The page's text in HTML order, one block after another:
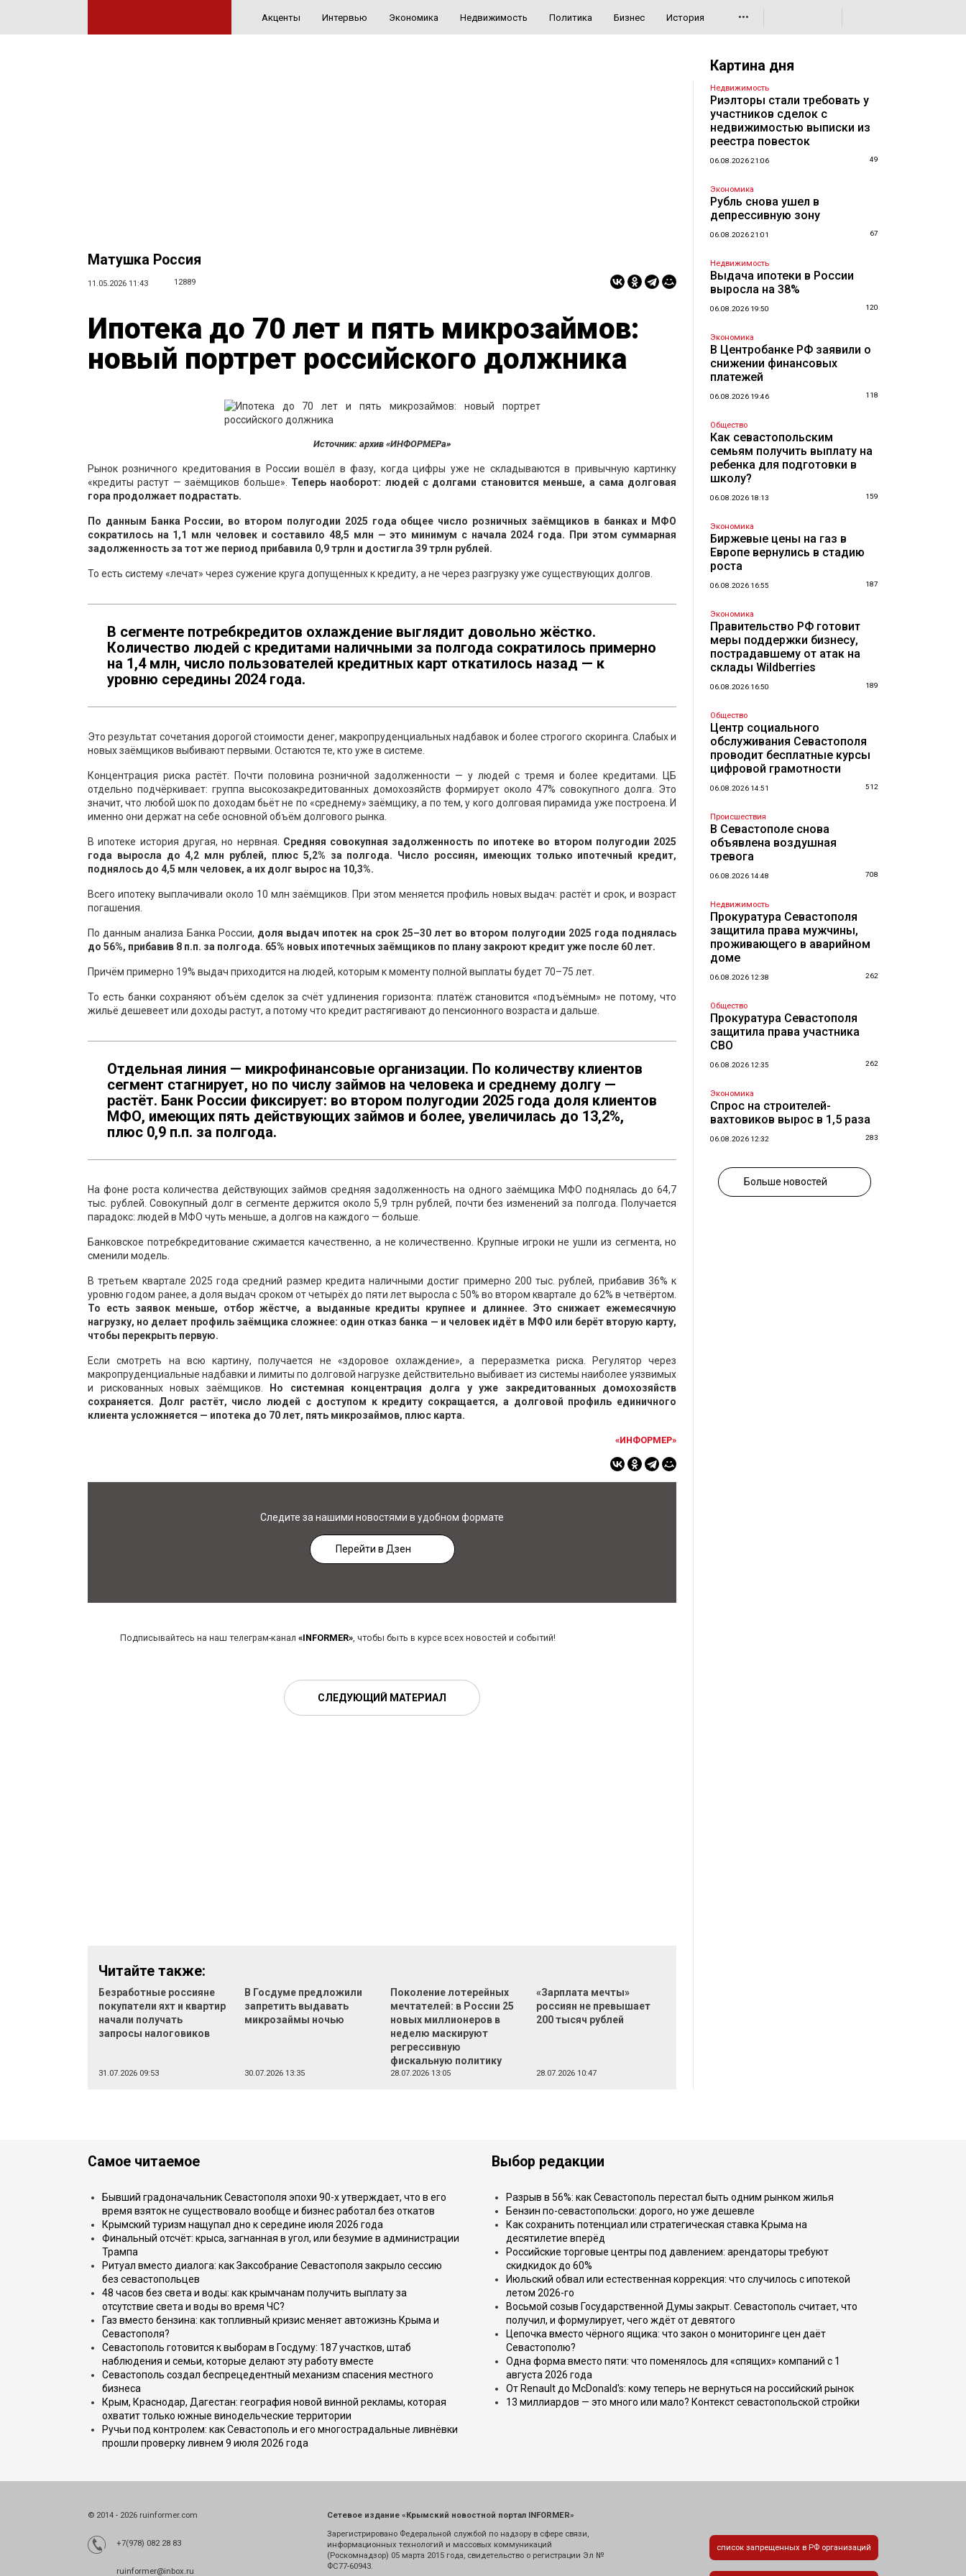
Акценты Интервью Экономика Недвижимость Политика Бизнес История •••
Матушка Россия
11.05.2026 11:43 12889
Ипотека до 70 лет и пять микрозаймов:
новый портрет российского должника
Источник: архив «ИНФОРМЕРа»
Рынок розничного кредитования в России вошёл в фазу, когда цифры уже не складываются в привычную картинку
«кредиты растут — заёмщиков больше». Теперь наоборот: людей с долгами становится меньше, а сама долговая
гора продолжает подрастать.
По данным Банка России, во втором полугодии 2025 года общее число розничных заёмщиков в банках и МФО
сократилось на 1,1 млн человек и составило 48,5 млн — это минимум с начала 2024 года. При этом суммарная
задолженность за тот же период прибавила 0,9 трлн и достигла 39 трлн рублей.
То есть систему «лечат» через сужение круга допущенных к кредиту, а не через разгрузку уже существующих долгов.
В сегменте потребкредитов охлаждение выглядит довольно жёстко.
Количество людей с кредитами наличными за полгода сократилось примерно
на 1,4 млн, число пользователей кредитных карт откатилось назад — к
уровню середины 2024 года.
Это результат сочетания дорогой стоимости денег, макропруденциальных надбавок и более строгого скоринга. Слабых и
новых заёмщиков выбивают первыми. Остаются те, кто уже в системе.
Концентрация риска растёт. Почти половина розничной задолженности — у людей с тремя и более кредитами. ЦБ
отдельно подчёркивает: группа высокозакредитованных домохозяйств формирует около 47% совокупного долга. Это
значит, что любой шок по доходам бьёт не по «среднему» заёмщику, а по тем, у кого долговая пирамида уже построена. И
именно они держат на себе основной объём долгового рынка.
В ипотеке история другая, но нервная. Средняя совокупная задолженность по ипотеке во втором полугодии 2025
года выросла до 4,2 млн рублей, плюс 5,2% за полгода. Число россиян, имеющих только ипотечный кредит,
поднялось до 4,5 млн человек, а их долг вырос на 10,3%.
Всего ипотеку выплачивали около 10 млн заёмщиков. При этом меняется профиль новых выдач: растёт и срок, и возраст
погашения.
По данным анализа Банка России, доля выдач ипотек на срок 25–30 лет во втором полугодии 2025 года поднялась
до 56%, прибавив 8 п.п. за полгода. 65% новых ипотечных заёмщиков по плану закроют кредит уже после 60 лет.
Причём примерно 19% выдач приходится на людей, которым к моменту полной выплаты будет 70–75 лет.
То есть банки сохраняют объём сделок за счёт удлинения горизонта: платёж становится «подъёмным» не потому, что
жильё дешевеет или доходы растут, а потому что кредит растягивают до пенсионного возраста и дальше.
Отдельная линия — микрофинансовые организации. По количеству клиентов
сегмент стагнирует, но по числу займов на человека и среднему долгу —
растёт. Банк России фиксирует: во втором полугодии 2025 года доля клиентов
МФО, имеющих пять действующих займов и более, увеличилась до 13,2%,
плюс 0,9 п.п. за полгода.
На фоне роста количества действующих займов средняя задолженность на одного заёмщика МФО поднялась до 64,7
тыс. рублей. Совокупный долг в сегменте держится около 5,9 трлн рублей, почти без изменений за полгода. Получается
парадокс: людей в МФО чуть меньше, а долгов на каждого — больше.
Банковское потребкредитование сжимается качественно, а не количественно. Крупные игроки не ушли из сегмента, но
сменили модель.
В третьем квартале 2025 года средний размер кредита наличными достиг примерно 200 тыс. рублей, прибавив 36% к
уровню годом ранее, а доля выдач сроком от четырёх до пяти лет выросла с 50% во втором квартале до 62% в четвёртом.
То есть заявок меньше, отбор жёстче, а выданные кредиты крупнее и длиннее. Это снижает ежемесячную
нагрузку, но делает профиль заёмщика сложнее: один отказ банка — и человек идёт в МФО или берёт вторую карту,
чтобы перекрыть первую.
Если смотреть на всю картину, получается не «здоровое охлаждение», а переразметка риска. Регулятор через
макропруденциальные надбавки и лимиты по долговой нагрузке действительно выбивает из системы наиболее уязвимых
и рискованных новых заёмщиков.
Но системная концентрация долга у уже закредитованных домохозяйств
сохраняется. Долг растёт, число людей с доступом к кредиту сокращается, а долговой профиль единичного
клиента усложняется — ипотека до 70 лет, пять микрозаймов, плюс карта.
«ИНФОРМЕР»
Следите за нашими новостями в удобном формате
Перейти в Дзен
Подписывайтесь на наш телеграм-канал «INFORMER», чтобы быть в курсе всех новостей и событий!
СЛЕДУЮЩИЙ МАТЕРИАЛ
Читайте также:
Безработные россияне
покупатели яхт и квартир
начали получать
запросы налоговиков
31.07.2026 09:53
В Госдуме предложили
запретить выдавать
микрозаймы ночью
30.07.2026 13:35
Поколение лотерейных
мечтателей: в России 25
новых миллионеров в
неделю маскируют
регрессивную
фискальную политику
28.07.2026 13:05
«Зарплата мечты»
россиян не превышает
200 тысяч рублей
28.07.2026 10:47
Картина дня
Недвижимость
Риэлторы стали требовать у
участников сделок с
недвижимостью выписки из
реестра повесток
06.08.2026 21:06 49
Экономика
Рубль снова ушел в
депрессивную зону
06.08.2026 21:01 67
Недвижимость
Выдача ипотеки в России
выросла на 38%
06.08.2026 19:50 120
Экономика
В Центробанке РФ заявили о
снижении финансовых
платежей
06.08.2026 19:46 118
Общество
Как севастопольским
семьям получить выплату на
ребенка для подготовки в
школу?
06.08.2026 18:13 159
Экономика
Биржевые цены на газ в
Европе вернулись в стадию
роста
06.08.2026 16:55 187
Экономика
Правительство РФ готовит
меры поддержки бизнесу,
пострадавшему от атак на
склады Wildberries
06.08.2026 16:50 189
Общество
Центр социального
обслуживания Севастополя
проводит бесплатные курсы
цифровой грамотности
06.08.2026 14:51 512
Происшествия
В Севастополе снова
объявлена воздушная
тревога
06.08.2026 14:48 708
Недвижимость
Прокуратура Севастополя
защитила права мужчины,
проживающего в аварийном
доме
06.08.2026 12:38 262
Общество
Прокуратура Севастополя
защитила права участника
СВО
06.08.2026 12:35 262
Экономика
Спрос на строителей-
вахтовиков вырос в 1,5 раза
06.08.2026 12:32 283
Больше новостей
Самое читаемое
Бывший градоначальник Севастополя эпохи 90-х утверждает, что в его
время взяток не существовало вообще и бизнес работал без откатов
Крымский туризм нащупал дно к середине июля 2026 года
Финальный отсчёт: крыса, загнанная в угол, или безумие в администрации
Трампа
Ритуал вместо диалога: как Заксобрание Севастополя закрыло сессию
без севастопольцев
48 часов без света и воды: как крымчанам получить выплату за
отсутствие света и воды во время ЧС?
Газ вместо бензина: как топливный кризис меняет автожизнь Крыма и
Севастополя?
Севастополь готовится к выборам в Госдуму: 187 участков, штаб
наблюдения и семьи, которые делают эту работу вместе
Севастополь создал беспрецедентный механизм спасения местного
бизнеса
Крым, Краснодар, Дагестан: география новой винной рекламы, которая
охватит только южные винодельческие территории
Ручьи под контролем: как Севастополь и его многострадальные ливнёвки
прошли проверку ливнем 9 июля 2026 года
Выбор редакции
Разрыв в 56%: как Севастополь перестал быть одним рынком жилья
Бензин по-севастопольски: дорого, но уже дешевле
Как сохранить потенциал или стратегическая ставка Крыма на
десятилетие вперёд
Российские торговые центры под давлением: арендаторы требуют
скидкидок до 60%
Июльский обвал или естественная коррекция: что случилось с ипотекой
летом 2026-го
Восьмой созыв Государственной Думы закрыт. Севастополь считает, что
получил, и формулирует, чего ждёт от девятого
Цепочка вместо чёрного ящика: что закон о мониторинге цен даёт
Севастополю?
Одна форма вместо пяти: что поменялось для «спящих» компаний с 1
августа 2026 года
От Renault до McDonald's: кому теперь не вернуться на российский рынок
13 миллиардов — это много или мало? Контекст севастопольской стройки
© 2014 - 2026 ruinformer.com
+7(978) 082 28 83
ruinformer@inbox.ru
Сетевое издание «Крымский новостной портал INFORMER»
Зарегистрировано Федеральной службой по надзору в сфере связи,
информационных технологий и массовых коммуникаций
(Роскомнадзор) 05 марта 2015 года, свидетельство о регистрации Эл №
ФС77-60943.
список запрещенных в РФ организаций